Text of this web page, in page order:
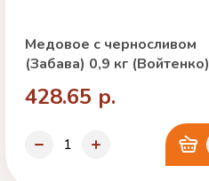
Медовое с черносливом
(Забава) 0,9 кг (Войтенко)
428.65 р.